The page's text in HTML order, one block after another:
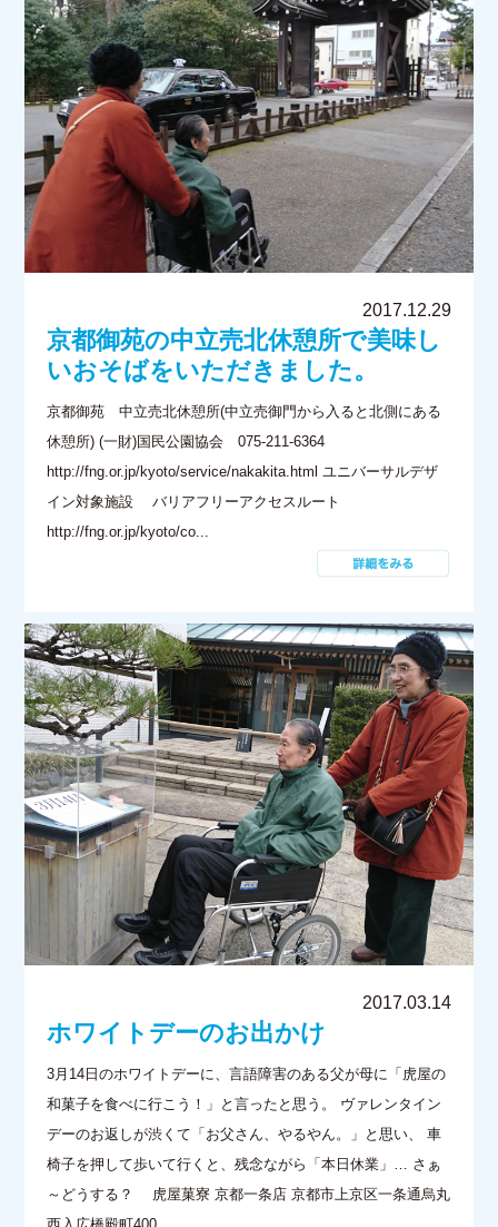
2017.12.29
京都御苑の中立売北休憩所で美味し
いおそばをいただきました。
京都御苑 中立売北休憩所(中立売御門から入ると北側にある
休憩所) (一財)国民公園協会 075-211-6364
http://fng.or.jp/kyoto/service/nakakita.html ユニバーサルデザ
イン対象施設 バリアフリーアクセスルート
http://fng.or.jp/kyoto/co...
2017.03.14
ホワイトデーのお出かけ
3月14日のホワイトデーに、言語障害のある父が母に「虎屋の
和菓子を食べに行こう！」と言ったと思う。 ヴァレンタイン
デーのお返しが渋くて「お父さん、やるやん。」と思い、 車
椅子を押して歩いて行くと、残念ながら「本日休業」… さぁ
～どうする？ 虎屋菓寮 京都一条店 京都市上京区一条通烏丸